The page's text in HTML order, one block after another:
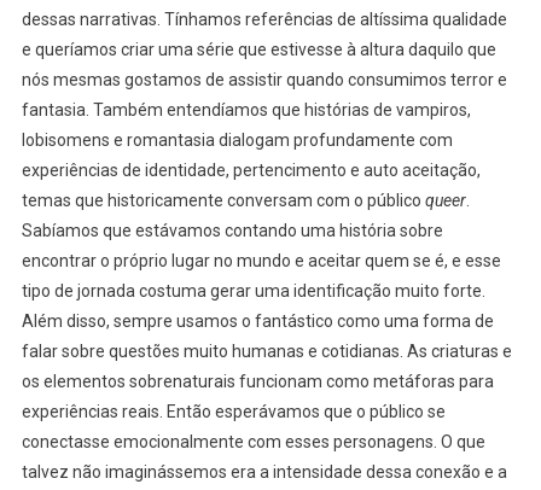
dessas narrativas. Tínhamos referências de altíssima qualidade
e queríamos criar uma série que estivesse à altura daquilo que
nós mesmas gostamos de assistir quando consumimos terror e
fantasia. Também entendíamos que histórias de vampiros,
lobisomens e romantasia dialogam profundamente com
experiências de identidade, pertencimento e auto aceitação,
temas que historicamente conversam com o público queer.
Sabíamos que estávamos contando uma história sobre
encontrar o próprio lugar no mundo e aceitar quem se é, e esse
tipo de jornada costuma gerar uma identificação muito forte.
Além disso, sempre usamos o fantástico como uma forma de
falar sobre questões muito humanas e cotidianas. As criaturas e
os elementos sobrenaturais funcionam como metáforas para
experiências reais. Então esperávamos que o público se
conectasse emocionalmente com esses personagens. O que
talvez não imaginássemos era a intensidade dessa conexão e a